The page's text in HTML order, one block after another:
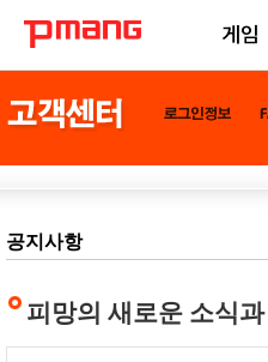
게임
공지사항
피망의 새로운 소식